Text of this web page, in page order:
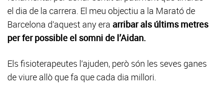
el dia de la carrera. El meu objectiu a la Marató de
Barcelona d’aquest any era arribar als últims metres
per fer possible el somni de l’Aidan.
Els fisioterapeutes l’ajuden, però són les seves ganes
de viure allò que fa que cada dia millori.